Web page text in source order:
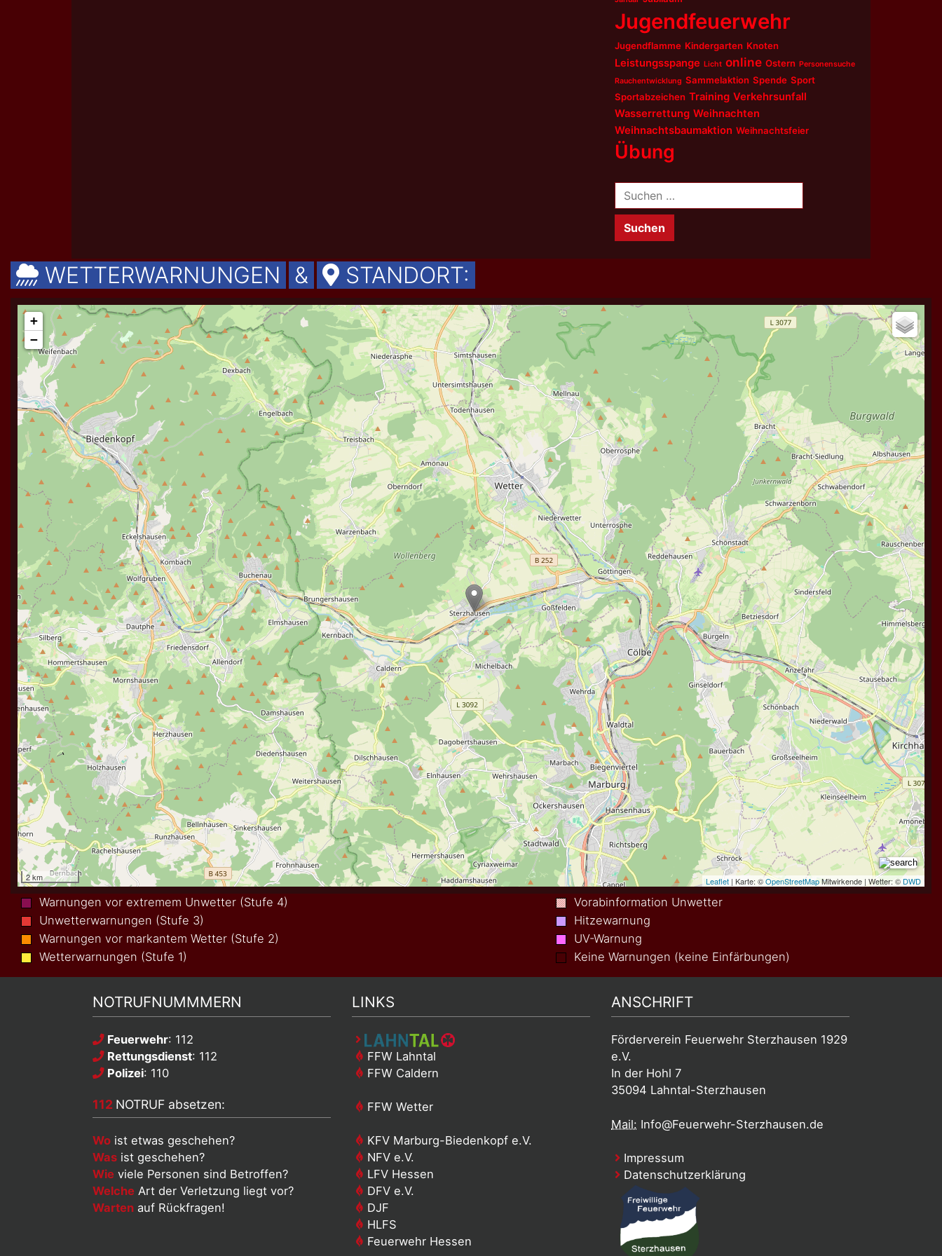
Jugendfeuerwehr
Jugendflamme Kindergarten Knoten
Leistungsspange Licht online Ostern Personensuche
Rauchentwicklung Sammelaktion Spende Sport
Sportabzeichen Training Verkehrsunfall
Wasserrettung Weihnachten
Weihnachtsbaumaktion Weihnachtsfeier
Übung
Suchen
nach:
WETTERWARNUNGEN & STANDORT:
Warnungen vor extremem Unwetter (Stufe 4)
Unwetterwarnungen (Stufe 3)
Warnungen vor markantem Wetter (Stufe 2)
Wetterwarnungen (Stufe 1)
Vorabinformation Unwetter
Hitzewarnung
UV-Warnung
Keine Warnungen (keine Einfärbungen)
NOTRUFNUMMMERN
Feuerwehr: 112
Rettungsdienst: 112
Polizei: 110
112 NOTRUF absetzen:
Wo ist etwas geschehen?
Was ist geschehen?
Wie viele Personen sind Betroffen?
Welche Art der Verletzung liegt vor?
Warten auf Rückfragen!
LINKS
FFW Lahntal
FFW Caldern
FFW Wetter
KFV Marburg-Biedenkopf e.V.
NFV e.V.
LFV Hessen
DFV e.V.
DJF
HLFS
Feuerwehr Hessen
ANSCHRIFT
Förderverein Feuerwehr Sterzhausen 1929
e.V.
In der Hohl 7
35094 Lahntal-Sterzhausen
Mail: Info@Feuerwehr-Sterzhausen.de
Impressum
Datenschutzerklärung